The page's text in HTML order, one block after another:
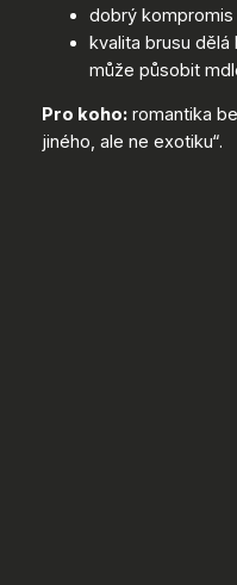
dobrý kompromis
kvalita brusu dělá
může působit
Pro koho:romantika
jiného, ale ne exotiku“.